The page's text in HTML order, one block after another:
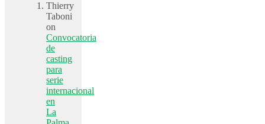
Thierry
Taboni
on
Convocatoria
de
casting
para
serie
internacional
en
La